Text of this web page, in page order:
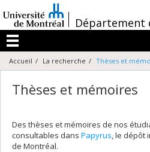
au
contenu
/Département
Menu
Accueil La recherche Thèses et
Thèses et mémoires
Des thèses et mémoires de nos
consultables dans Papyrus, le dépôt
de Montréal.